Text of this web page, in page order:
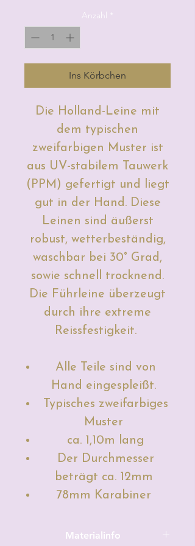
Anzahl *
Ins Körbchen
Die Holland-Leine mit
dem typischen
zweifarbigen Muster ist
aus UV-stabilem Tauwerk
(PPM) gefertigt und liegt
gut in der Hand. Diese
Leinen sind äußerst
robust, wetterbeständig,
waschbar bei 30° Grad,
sowie schnell trocknend.
Die Führleine überzeugt
durch ihre extreme
Reissfestigkeit.
Alle Teile sind von
Hand eingespleißt.
Typisches zweifarbiges
Muster
ca. 1,10m lang
Der Durchmesser
beträgt ca. 12mm
78mm Karabiner
Materialinfo